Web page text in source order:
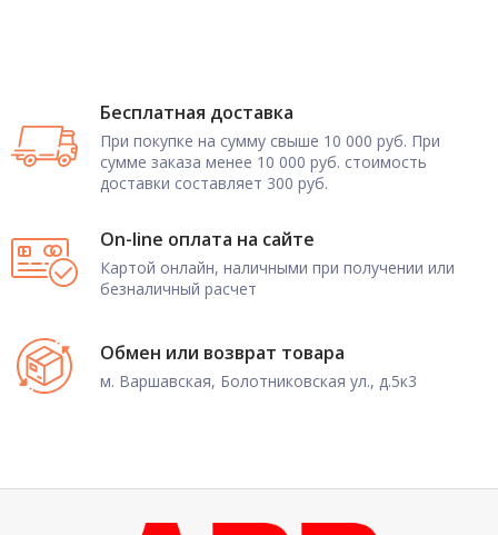
Бесплатная доставка
При покупке на сумму свыше 10 000 руб. При
сумме заказа менее 10 000 руб. стоимость
доставки составляет 300 руб.
On-line оплата на сайте
Картой онлайн, наличными при получении или
безналичный расчет
Обмен или возврат товара
м. Варшавская, Болотниковская ул., д.5к3